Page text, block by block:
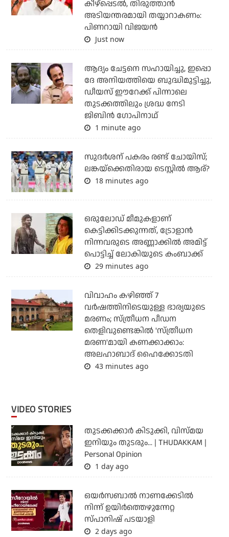
കീഴ്‌പ്പെടല്‍, തിരുത്താന്‍
അടിയന്തരമായി തയ്യാറാകണം:
പിണറായി വിജയന്‍
Just now
ആദ്യം ചേട്ടനെ സഹായിച്ചു, ഇപ്പൊ
ദേ അനിയത്തിയെ ബുദ്ധിമുട്ടിച്ചു,
ഡീയസ് ഈറേക്ക് പിന്നാലെ
തുടക്കത്തിലും ശ്രദ്ധ നേടി
ജിബിന്‍ ഗോപിനാഥ്
1 minute ago
സുദര്‍ശന് പകരം രണ്ട് ചോയിസ്;
ലങ്കയ്‌ക്കെതിരായ ടെസ്റ്റില്‍ ആര്?
18 minutes ago
ഒരുലോഡ് മീമുകളാണ്
കെട്ടിക്കിടക്കുന്നത്, ട്രോളാന്‍
നിന്നവരുടെ അണ്ണാക്കില്‍ അമിട്ട്
പൊട്ടിച്ച് ലോകിയുടെ കംബാക്ക്
29 minutes ago
വിവാഹം കഴിഞ്ഞ് 7
വര്‍ഷത്തിനിടെയുള്ള ഭാര്യയുടെ
മരണം; സ്ത്രീധന പീഡന
തെളിവുണ്ടെങ്കില്‍ 'സ്ത്രീധന
മരണ'മായി കണക്കാക്കാം:
അലഹാബാദ് ഹൈക്കോടതി
43 minutes ago
VIDEO STORIES
തുടക്കക്കാര്‍ കിടുക്കി, വിസ്മയ
ഇനിയും തുടരും... | THUDAKKAM |
Personal Opinion
1 day ago
ഒയര്‍സബാൽ നാണക്കേടിൽ
നിന്ന് ഉയിർത്തെഴുന്നേറ്റ
സ്പാനിഷ് പടയാളി
2 days ago